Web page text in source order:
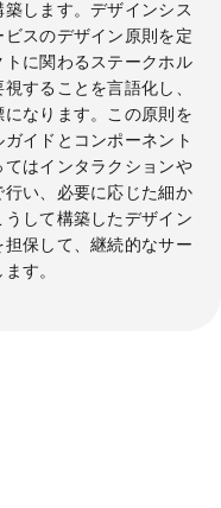
します。デザインシス
スのデザイン原則を定
に関わるステークホル
することを言語化し、
なります。この原則を
イドとコンポーネント
はインタラクションや
い、必要に応じた細か
して構築したデザイン
保して、継続的なサー
す。